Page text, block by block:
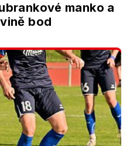
manko a
bod